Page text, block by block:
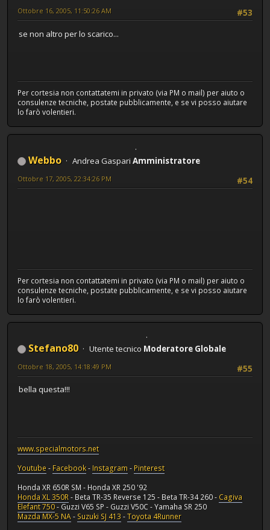
#53
Ottobre 16, 2005, 11:50:26 AM
se non altro per lo scarico...
Per cortesia non contattatemi in privato (via PM o mail) per aiuto o
consulenze tecniche, postate pubblicamente, e se vi posso aiutare
lo farò volentieri.
Webbo Andrea Gaspari Amministratore
#54
Ottobre 17, 2005, 22:34:26 PM
Per cortesia non contattatemi in privato (via PM o mail) per aiuto o
consulenze tecniche, postate pubblicamente, e se vi posso aiutare
lo farò volentieri.
Stefano80 Utente tecnico Moderatore Globale
#55
Ottobre 18, 2005, 14:18:49 PM
bella questa!!!
www.specialmotors.net
Youtube- Facebook- Instagram- Pinterest
Honda XR 650R SM - Honda XR 250 '92
Honda XL 350R- Beta TR-35 Reverse 125 - Beta TR-34 260 - Cagiva
Elefant 750- Guzzi V65 SP - Guzzi V50C - Yamaha SR 250
Mazda MX-5 NA- Suzuki SJ 413-Toyota 4Runner